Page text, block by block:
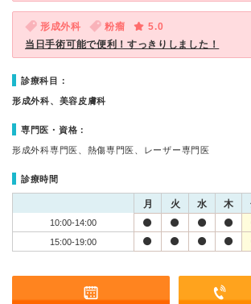
形成外科 粉瘤
5.0
当日手術可能で便利！すっきりしました！
診療科目：
形成外科、美容皮膚科
専門医・資格：
形成外科専門医、熱傷専門医、レーザー専門医
診療時間
月 火 水 木
10:00-14:00
15:00-19:00